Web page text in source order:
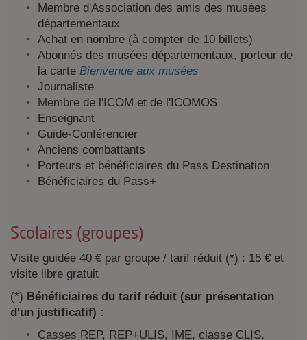
Membre d'Association des amis des musées
départementaux
Achat en nombre (à compter de 10 billets)
Abonnés des musées départementaux, porteur de
la carte Bienvenue aux musées
Journaliste
Membre de l'ICOM et de l'ICOMOS
Enseignant
Guide-Conférencier
Anciens combattants
Porteurs et bénéficiaires du Pass Destination
Bénéficiaires du Pass+
Scolaires (groupes)
Visite guidée 40 € par groupe / tarif réduit (*) : 15 € et
visite libre gratuit
(*) Bénéficiaires du tarif réduit (sur présentation
d'un justificatif) :
Casses REP, REP+ULIS, IME, classe CLIS,